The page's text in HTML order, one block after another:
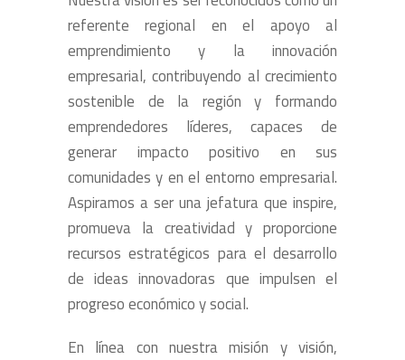
referente regional en el apoyo al
emprendimiento y la innovación
empresarial, contribuyendo al crecimiento
sostenible de la región y formando
emprendedores líderes, capaces de
generar impacto positivo en sus
comunidades y en el entorno empresarial.
Aspiramos a ser una jefatura que inspire,
promueva la creatividad y proporcione
recursos estratégicos para el desarrollo
de ideas innovadoras que impulsen el
progreso económico y social.
En línea con nuestra misión y visión,